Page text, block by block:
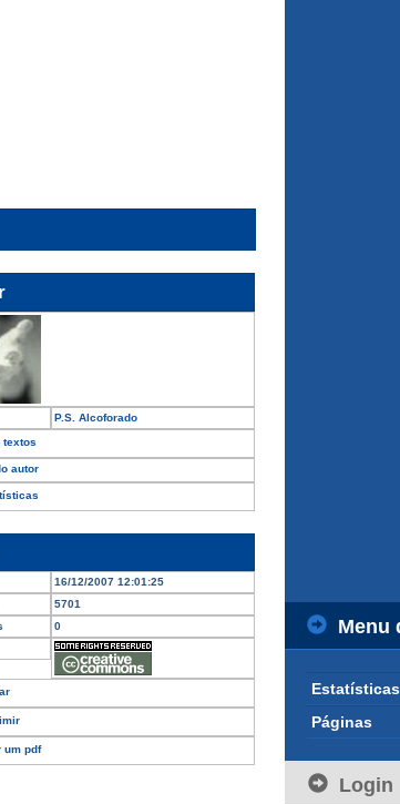
P.S. Alcoforado
textos
autor
16/12/2007 12:01:25
5701
0
um pdf
Menu
Páginas
Login